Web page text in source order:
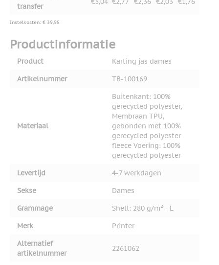
transfer
Instelkosten: € 39,95
Productinformatie
Product
Karting jas dames
Artikelnummer
TB-100169
Materiaal
Buitenkant: 100%
gerecycled polyester,
Membraan TPU,
gebonden met 100%
gerecycled polyester
fleece Voering: 100%
gerecycled polyester
Levertijd
4-7 werkdagen
Sekse
Dames
Grammage
Shell: 280 g/m² - L
Merk
Printer
Alternatief
artikelnummer
2261062